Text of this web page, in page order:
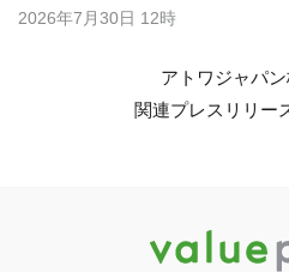
2026年7月30日 12時
アトワジャパ
関連プレスリリー